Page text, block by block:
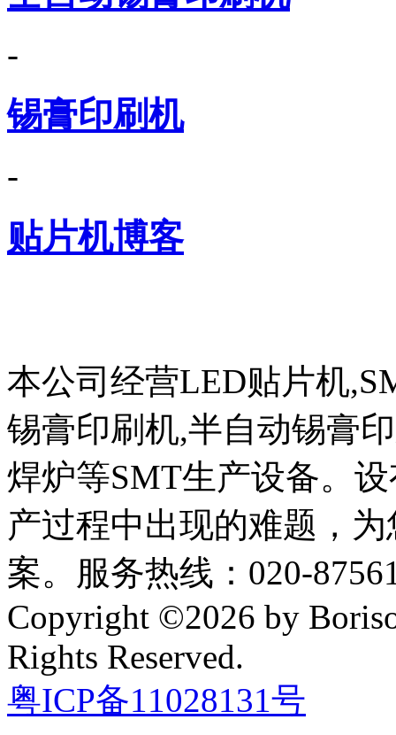
-
锡膏印刷机
-
贴片机博客
本公司经营LED贴片机
锡膏印刷机,半自动锡膏
焊炉等SMT生产设备。
产过程中出现的难题，
案。服务热线：020-
Copyright ©2026 by
Rights Reserved.
粤ICP备11028131号